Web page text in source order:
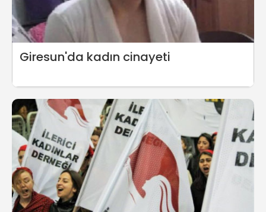
Giresun'da kadın cinayeti